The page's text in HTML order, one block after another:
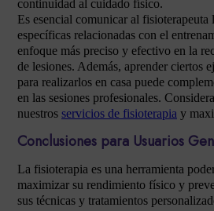
continuidad al cuidado físico.
Es esencial comunicar al fisioterapeuta
específicas relacionadas con el
enfoque más preciso y efectivo en la
de lesiones. Además, aprender ciertos
para realizarlos en casa puede
en las sesiones profesionales.
nuestros servicios de fisioterapia y
Conclusiones para Usuarios
La fisioterapia es una herramienta
maximizar su rendimiento físico y
sus técnicas y tratamientos